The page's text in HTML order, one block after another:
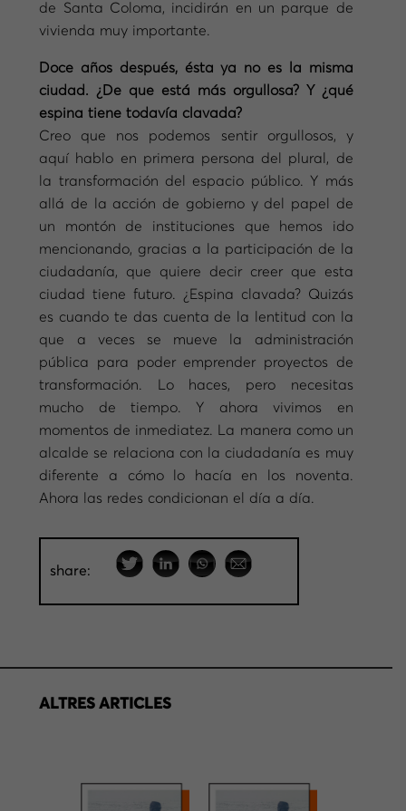
de Santa Coloma, incidirán en un parque de
vivienda muy importante.
Doce años después, ésta ya no es la misma
ciudad. ¿De que está más orgullosa? Y ¿qué
espina tiene todavía clavada?
Creo que nos podemos sentir orgullosos, y
aquí hablo en primera persona del plural, de
la transformación del espacio público. Y más
allá de la acción de gobierno y del papel de
un montón de instituciones que hemos ido
mencionando, gracias a la participación de la
ciudadanía, que quiere decir creer que esta
ciudad tiene futuro. ¿Espina clavada? Quizás
es cuando te das cuenta de la lentitud con la
que a veces se mueve la administración
pública para poder emprender proyectos de
transformación. Lo haces, pero necesitas
mucho de tiempo. Y ahora vivimos en
momentos de inmediatez. La manera como un
alcalde se relaciona con la ciudadanía es muy
diferente a cómo lo hacía en los noventa.
Ahora las redes condicionan el día a día.
share:
ALTRES ARTICLES